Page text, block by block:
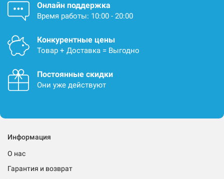
Онлайн поддержка
Время работы: 10:00 - 20:00
Конкурентные цены
Товар + Доставка = Выгодно
Постоянные скидки
Они уже действуют
Информация
О нас
Гарантия и возврат